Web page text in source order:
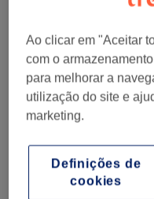
Encontrar os
ti
Ao clicar em "Aceitar
com o
para melhorar a
utilização do site e
marketing.
Definições de
cookies